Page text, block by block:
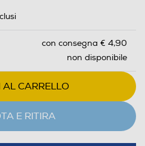
con consegna € 4,90
non disponibile
AL CARRELLO
E RITIRA